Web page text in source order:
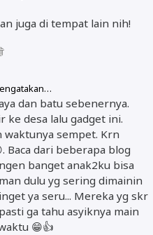
juga di tempat lain nih!
dan batu sebenernya.
ke desa lalu gadget ini.
waktunya sempet. Krn
Baca dari beberapa blog
banget anak2ku bisa
dulu yg sering dimainin
ya seru... Mereka yg skr
ga tahu asyiknya main
😁👍